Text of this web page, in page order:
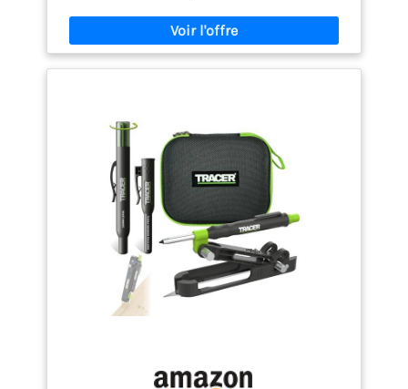
(acier CrV), sont suffisamment tranchants, d'une
dureté élevée, d'une résistance élevée à la
corrosion. 【Conception parfaite de la poignée】 La
poignée du jeu de ciseaux est faite de poignées en
manche en bois offre un équilibre parfait pour le
ciseau, la sensation de la main et l'apparence sont
très bonnes. 【Excellentes performances】 Les
lames sont tranchantes, vous n'avez donc pas à les
affûter, vous pouvez commencer juste après le
déballage, pour les débutants, nous
recommandons d'utiliser du bois tendre. 【Boîte en
bois exquise】 Ensemble de ciseaux professionnel
soigneusement emballé dans une boîte de
rangement en bois, facile à ranger et à transporter.
Cadeau idéal pour les débutants, les amateurs et